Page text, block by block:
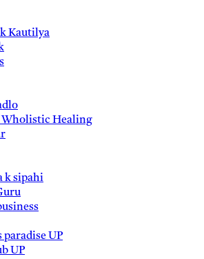
Kautilya
Wholistic Healing
k sipahi
paradise UP
UP